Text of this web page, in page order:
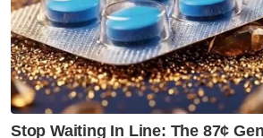
Spree
Artikel